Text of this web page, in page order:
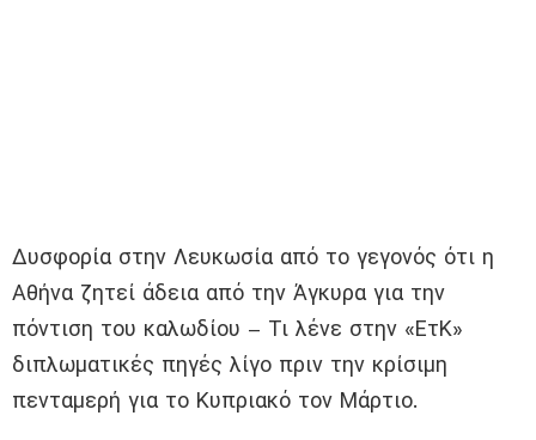
Δυσφορία στην Λευκωσία από το γεγονός ότι η
Αθήνα ζητεί άδεια από την Άγκυρα για την
πόντιση του καλωδίου – Τι λένε στην «ΕτΚ»
διπλωματικές πηγές λίγο πριν την κρίσιμη
πενταμερή για το Κυπριακό τον Μάρτιο.